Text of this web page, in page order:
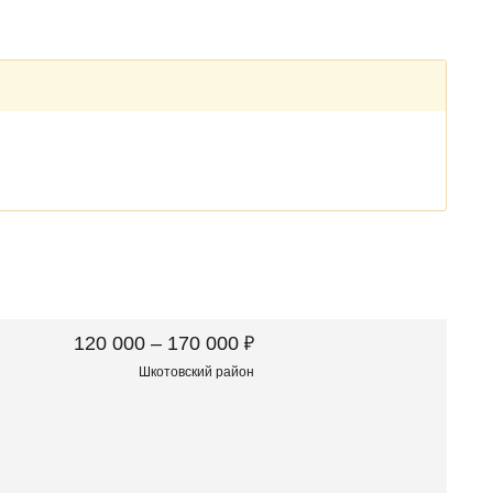
120 000 – 170 000 ₽
Шкотовский район